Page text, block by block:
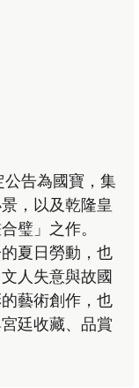
告為國寶，集
，以及乾隆皇
璧」之作。
夏日勞動，也
人失意與故國
藝術創作，也
廷收藏、品賞